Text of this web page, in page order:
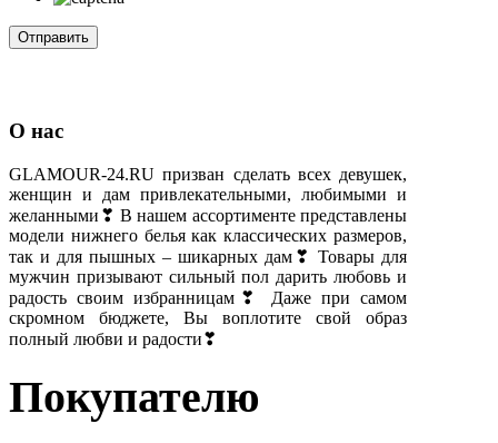
О нас
GLAMOUR-24.RU призван сделать всех девушек,
женщин и дам привлекательными, любимыми и
желанными❣ В нашем ассортименте представлены
модели нижнего белья как классических размеров,
так и для пышных – шикарных дам❣ Товары для
мужчин призывают сильный пол дарить любовь и
радость своим избранницам❣ Даже при самом
скромном бюджете, Вы воплотите свой образ
полный любви и радости❣
Покупателю